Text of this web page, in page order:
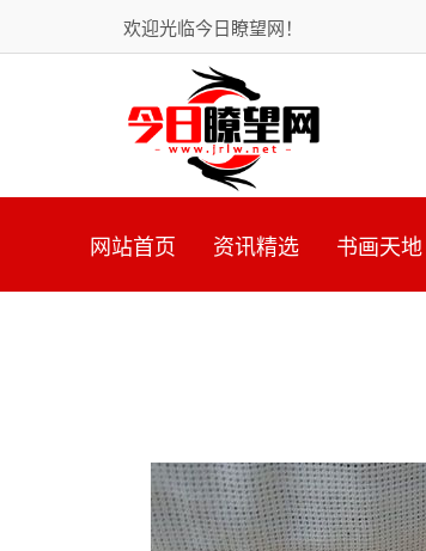
欢迎光临今日瞭望网！
网站首页 资讯精选 书画天地